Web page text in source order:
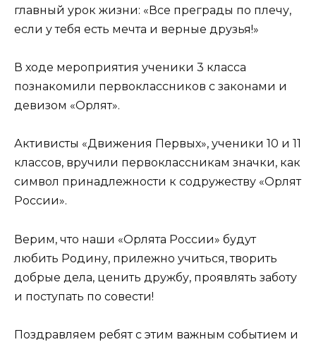
главный урок жизни: «Все преграды по плечу,
если у тебя есть мечта и верные друзья!»
В ходе мероприятия ученики 3 класса
познакомили первоклассников с законами и
девизом «Орлят».
Активисты «Движения Первых», ученики 10 и 11
классов, вручили первоклассникам значки, как
символ принадлежности к содружеству «Орлят
России».
Верим, что наши «Орлята России» будут
любить Родину, прилежно учиться, творить
добрые дела, ценить дружбу, проявлять заботу
и поступать по совести!
Поздравляем ребят с этим важным событием и